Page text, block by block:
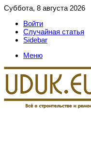
Суббота, 8 августа 2026
Войти
Случайная статья
Sidebar
Меню